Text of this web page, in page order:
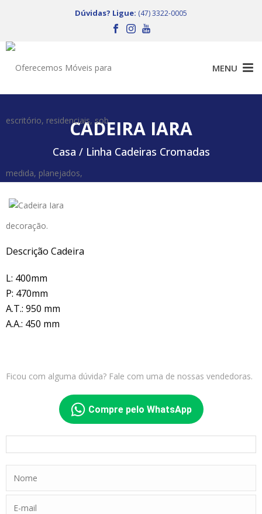
Dúvidas? Ligue: (47) 3322-0005
CADEIRA IARA
Casa / Linha Cadeiras Cromadas
Descrição Cadeira
L: 400mm
P: 470mm
A.T.: 950 mm
A.A.: 450 mm
Ficou com alguma dúvida? Fale com uma de nossas vendedoras.
Compre pelo WhatsApp